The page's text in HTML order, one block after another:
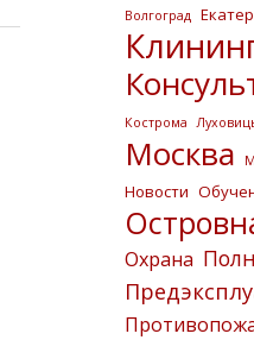
Волгоград
Кострома
Москва
Новости
Охрана